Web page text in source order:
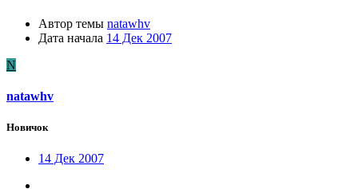
Автор темы natawhv
Дата начала 14 Дек 2007
N
natawhv
Новичок
14 Дек 2007